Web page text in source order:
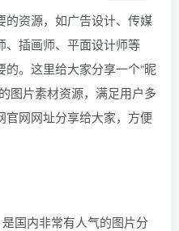
的资源，如广告设计、传媒
、插画师、平面设计师等
。这里给大家分享一个“昵
图片素材资源，满足用户多
官网网址分享给大家，方便
国内非常有人气的图片分